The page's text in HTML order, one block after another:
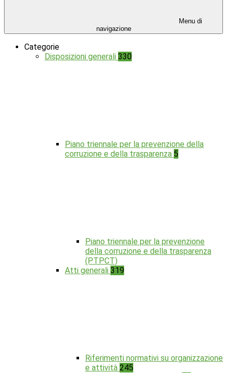
Menu di
navigazione
Categorie
Disposizioni generali 330
Piano triennale per la prevenzione della
corruzione e della trasparenza 5
Piano triennale per la prevenzione
della corruzione e della trasparenza
(PTPCT)
Atti generali 319
Riferimenti normativi su organizzazione
e attività 245